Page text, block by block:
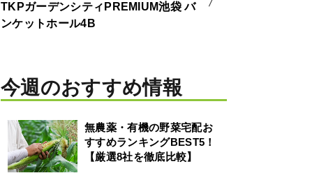
TKPガーデンシティPREMIUM池袋 バ
ンケットホール4B
今週のおすすめ情報
無農薬・有機の野菜宅配お
すすめランキングBEST5！
【厳選8社を徹底比較】